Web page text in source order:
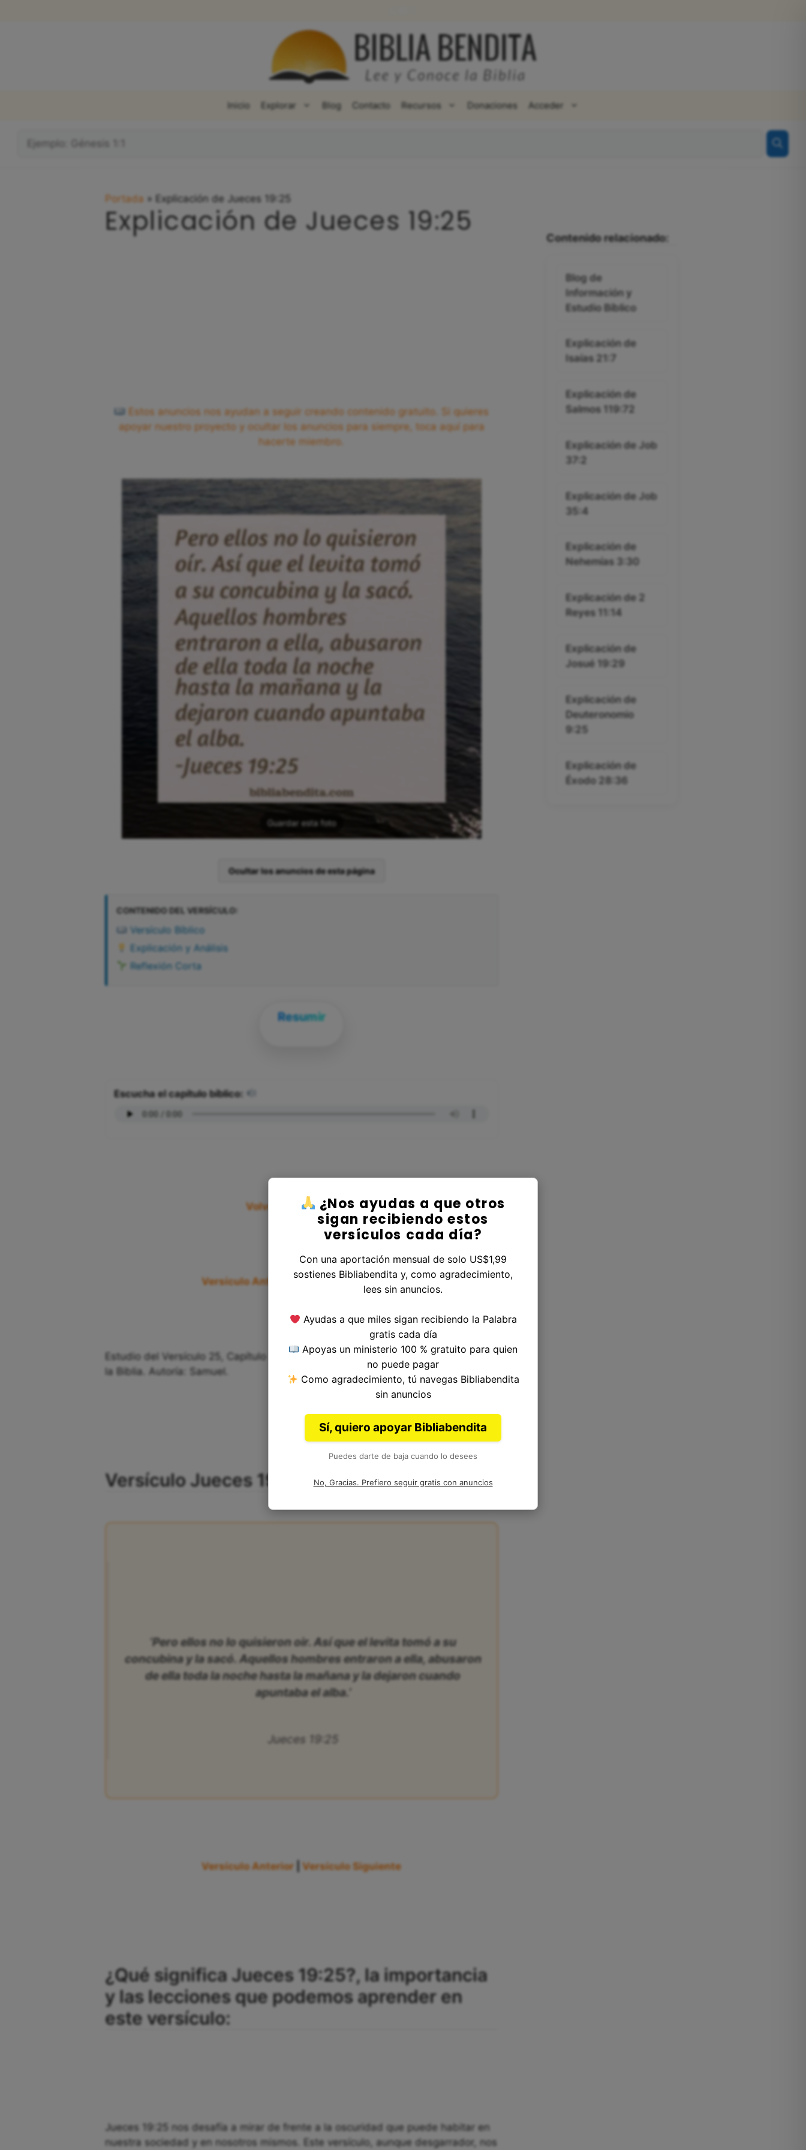
Inicio Explorar Blog Contacto Recursos Donaciones Acceder
Portada » Explicación de Jueces 19:25
Explicación de Jueces 19:25
Estos anuncios nos ayudan a seguir creando contenido gratuito. Si quieres
apoyar nuestro proyecto y ocultar los anuncios para siempre, toca aquí para
hacerte miembro.
Guardar esta foto
Ocultar los anuncios de esta página
CONTENIDO DEL VERSÍCULO:
Versículo Bíblico
Explicación y Análisis
Reflexión Corta
Resumir
Escucha el capítulo bíblico:
Volver al Libro Jueces
Versículo Anterior|Versículo Siguiente
Estudio del Versículo 25, Capítulo 19, Libro de Jueces delAntiguo Testamentode
la Biblia. Autoría: Samuel.
Versículo Jueces 19:25
‘Pero ellos no lo quisieron oir. Así que el levita tomó a su
concubina y la sacó. Aquellos hombres entraron a ella, abusaron
de ella toda la noche hasta la mañana y la dejaron cuando
apuntaba el alba.’
Jueces 19:25
Versículo Anterior |Versículo Siguiente
¿Qué significa Jueces 19:25?, la importancia
y las lecciones que podemos aprender en
este versículo:
Jueces 19:25 nos desafía a mirar de frente a la oscuridad que puede habitar en
nuestra sociedad y en nosotros mismos. Este versículo, aunque desgarrador, nos
Contenido relacionado:
Blog de
Información y
Estudio Bíblico
Explicación de
Isaías 21:7
Explicación de
Salmos 119:72
Explicación de Job
37:2
Explicación de Job
35:4
Explicación de
Nehemías 3:30
Explicación de 2
Reyes 11:14
Explicación de
Josué 19:29
Explicación de
Deuteronomio
9:25
Explicación de
Éxodo 28:36
¿Nos ayudas a que otros
sigan recibiendo estos
versículos cada día?
Con una aportación mensual de solo US$1,99
sostienes Bibliabendita y, como agradecimiento,
lees sin anuncios.
Ayudas a que miles sigan recibiendo la Palabra
gratis cada día
Apoyas un ministerio 100 % gratuito para quien
no puede pagar
Como agradecimiento, tú navegas Bibliabendita
sin anuncios
Sí, quiero apoyar Bibliabendita
Puedes darte de baja cuando lo desees
No, Gracias. Prefiero seguir gratis con anuncios